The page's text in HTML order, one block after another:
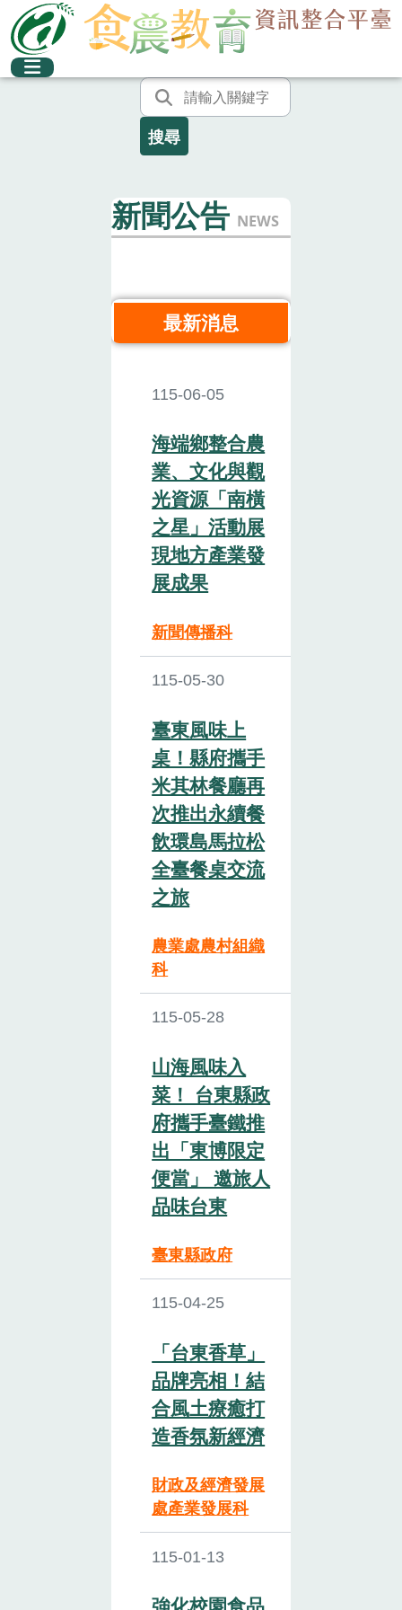
新聞公告 NEWS
最新消息
115-06-05
海端鄉整合農
業、文化與觀
光資源「南橫
之星」活動展
現地方產業發
展成果
新聞傳播科
115-05-30
臺東風味上
桌！縣府攜手
米其林餐廳再
次推出永續餐
飲環島馬拉松
全臺餐桌交流
之旅
農業處農村組織
科
115-05-28
山海風味入
菜！ 台東縣政
府攜手臺鐵推
出「東博限定
便當」 邀旅人
品味台東
臺東縣政府
115-04-25
「台東香草」
品牌亮相！結
合風土療癒打
造香氛新經濟
財政及經濟發展
處產業發展科
115-01-13